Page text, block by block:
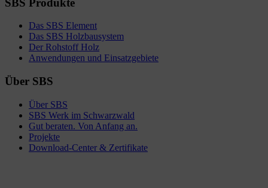
Das SBS Element
Das SBS Holzbausystem
Der Rohstoff Holz
Anwendungen und Einsatzgebiete
Über SBS
Über SBS
SBS Werk im Schwarzwald
Gut beraten. Von Anfang an.
Projekte
Download-Center & Zertifikate